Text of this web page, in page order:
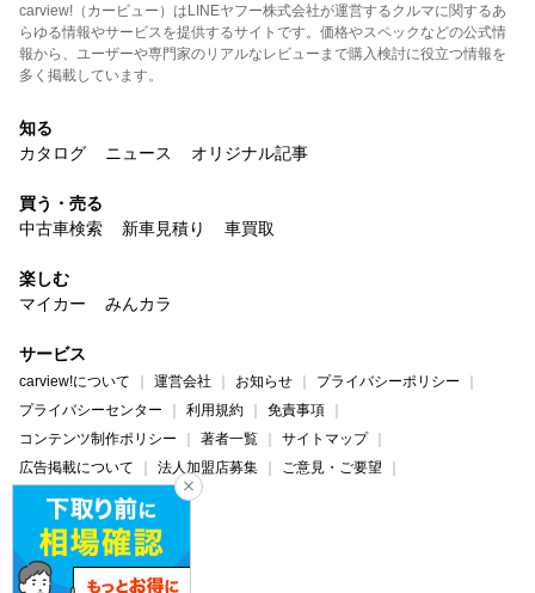
carview!（カービュー）はLINEヤフー株式会社が運営するクルマに関するあ
らゆる情報やサービスを提供するサイトです。価格やスペックなどの公式情
報から、ユーザーや専門家のリアルなレビューまで購入検討に役立つ情報を
多く掲載しています。
知る
カタログ
ニュース オリジナル記事
買う・売る
中古車検索
新車見積り 車買取
楽しむ
マイカー
みんカラ
サービス
carview!について 運営会社 お知らせ
プライバシーポリシー
プライバシーセンター
利用規約
免責事項
コンテンツ制作ポリシー
著者一覧
サイトマップ
広告掲載について
法人加盟店募集
ご意見・ご要望
ヘルプ・お問い合わせ
carview! Yahoo! JAPAN